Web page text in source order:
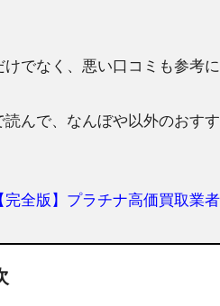
けでなく、悪い口コミも参考に
読んで、なんぼや以外のおす
完全版】プラチナ高価買取業